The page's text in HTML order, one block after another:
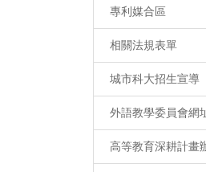
專利媒合區
相關法規表單
城市科大招生宣導
外語教學委員會網
高等教育深耕計畫